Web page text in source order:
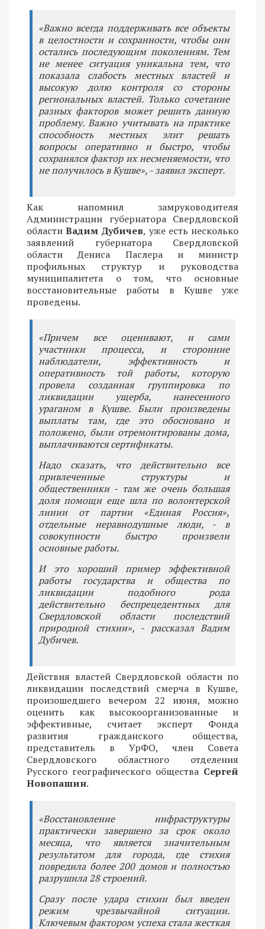
«Важно всегда поддерживать все объекты
в целостности и сохранности, чтобы они
остались последующим поколениям. Тем
не менее ситуация уникальна тем, что
показала слабость местных властей и
высокую долю контроля со стороны
региональных властей. Только сочетание
разных факторов может решить данную
проблему. Важно учитывать на практике
способность местных элит решать
вопросы оперативно и быстро, чтобы
сохранялся фактор их несменяемости, что
не получилось в Кушве», - заявил эксперт.
Как напомнил замруководителя
Администрации губернатора Свердловской
областиВадим Дубичев, уже есть несколько
заявлений губернатора Свердловской
области Дениса Паслера и министр
профильных структур и руководства
муниципалитета о том, что основные
восстановительные работы в Кушве уже
проведены.
«Причем все оценивают, и сами
участники процесса, и сторонние
наблюдатели, эффективность и
оперативность той работы, которую
провела созданная группировка по
ликвидации ущерба, нанесенного
ураганом в Кушве. Были произведены
выплаты там, где это обосновано и
положено, были отремонтированы дома,
выплачиваются сертификаты.
Надо сказать, что действительно все
привлеченные структуры и
общественники - там же очень большая
доля помощи еще шла по волонтерской
линии от партии «Единая Россия»,
отдельные неравнодушные люди, - в
совокупности быстро произвели
основные работы.
И это хороший пример эффективной
работы государства и общества по
ликвидации подобного рода
действительно беспрецедентных для
Свердловской области последствий
природной стихии», - рассказал Вадим
Дубичев.
Действия властей Свердловской области по
ликвидации последствий смерча в Кушве,
произошедшего вечером 22 июня, можно
оценить как высокоорганизованные и
эффективные, считает эксперт Фонда
развития гражданского общества,
представитель в УрФО, член Совета
Свердловского областного отделения
Русского географического общества Сергей
Новопашин.
«Восстановление инфраструктуры
практически завершено за срок около
месяца, что является значительным
результатом для города, где стихия
повредила более 200 домов и полностью
разрушила 28 строений.
Сразу после удара стихии был введен
режим чрезвычайной ситуации.
Ключевым фактором успеха стала жесткая